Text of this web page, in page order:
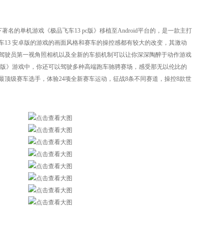
的单机游戏《极品飞车13 pc版》移植至Android平台的，是一款主打
13 安卓版的游戏的画面风格和赛车的操控感都有较大的改变，其激动
驶员第一视角照相机以及全新的车损机制可以让你深深陶醉于动作游戏
》游戏中，你还可以驾驶多种高端跑车驰骋赛场，感受那无以伦比的
顶级赛车选手，体验24项全新赛车运动，征战8条不同赛道，操控8款世